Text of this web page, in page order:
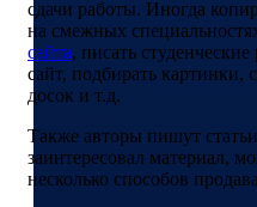
сдачи работы. Иногда
на смежных
сайта, писать
сайт, подбирать картинки,
досок и т.д.
Также авторы пишут
заинтересовал материал,
несколько способов